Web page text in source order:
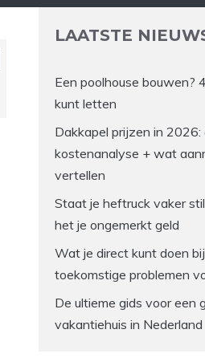
LAATSTE
Een poolhouse bouwen?
kunt letten
Dakkapel prijzen in 2026:
kostenanalyse + wat
vertellen
Staat je heftruck vaker
het je ongemerkt geld
Wat je direct kunt doen
toekomstige problemen
De ultieme gids voor een
vakantiehuis in Nederland